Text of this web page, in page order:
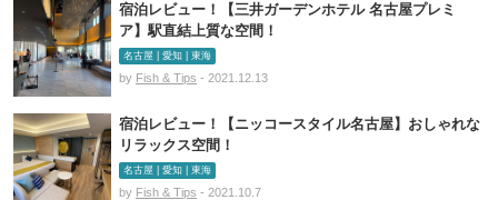
宿泊レビュー！【三井ガーデンホテル 名古屋プレミ
ア】駅直結上質な空間！
名古屋 | 愛知 | 東海
by Fish & Tips - 2021.12.13
宿泊レビュー！【ニッコースタイル名古屋】おしゃれな
リラックス空間！
名古屋 | 愛知 | 東海
by Fish & Tips - 2021.10.7